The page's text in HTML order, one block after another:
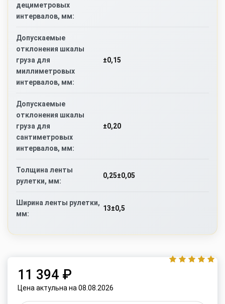
дециметровых
интервалов, мм:
Допускаемые
отклонения шкалы
груза для
миллиметровых
интервалов, мм:
±0,15
Допускаемые
отклонения шкалы
груза для
сантиметровых
интервалов, мм:
±0,20
Толщина ленты
рулетки, мм:
0,25±0,05
Ширина ленты рулетки,
мм:
13±0,5
11 394 ₽
Цена актульна на 08.08.2026